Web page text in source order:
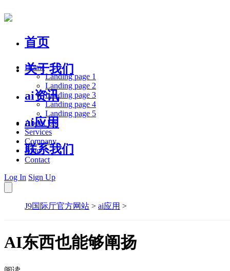
首页
关于我们
ai资讯
ai应用
联系我们
Home
Landing page 1
Landing page 2
Landing page 3
Landing page 4
Landing page 5
About Us
Services
Company
Blog
Contact
Log In Sign Up
J9国际厅官方网站 > ai应用 >
AI东西也能够阐扬